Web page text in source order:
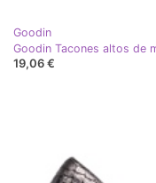
Goodin
Goodin Tacones altos de
19,06 €